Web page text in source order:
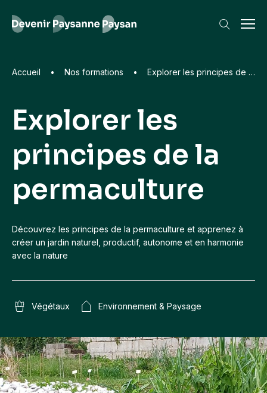
Les recherches les plus frequentes
Formations Animal Environnement
Bière artisanale Paysage
Accueil • Nos formations • Explorer les principes de la permaculture
Explorer les
principes de la
permaculture
Découvrez les principes de la permaculture et apprenez à
créer un jardin naturel, productif, autonome et en harmonie
avec la nature
Végétaux Environnement & Paysage